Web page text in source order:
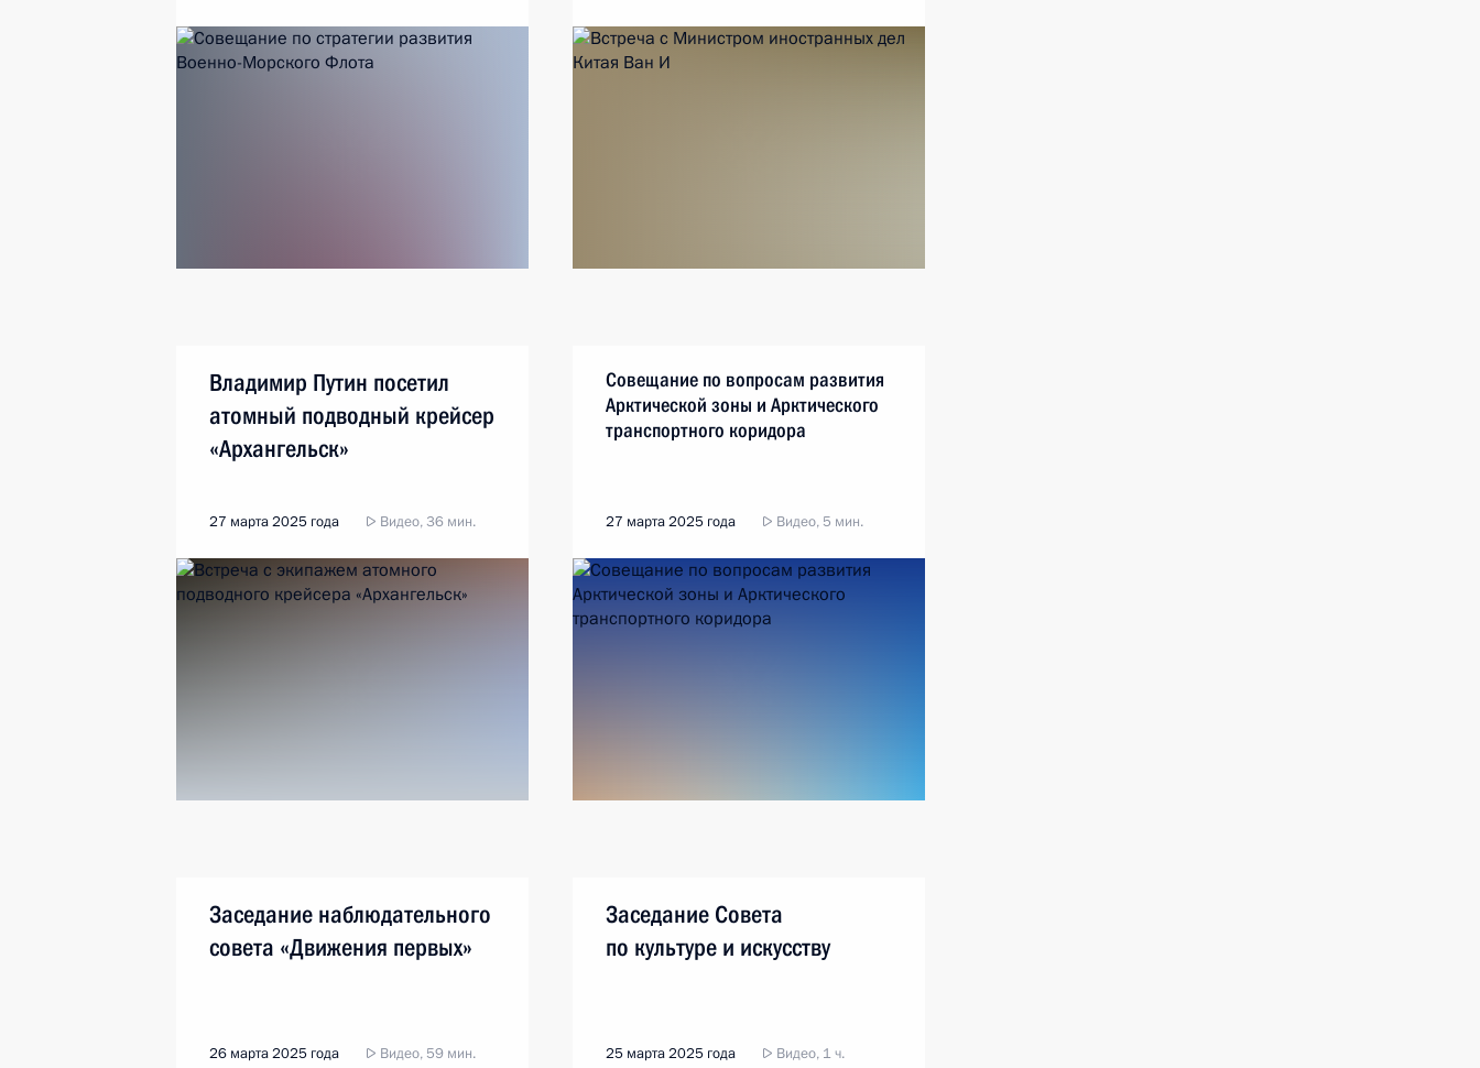
Владимир Путин посетил
атомный подводный крейсер
«Архангельск»
27 марта 2025 года Видео, 36 мин.
Совещание по вопросам развития
Арктической зоны и Арктического
транспортного коридора
27 марта 2025 года Видео, 5 мин.
Заседание наблюдательного
совета «Движения первых»
26 марта 2025 года Видео, 59 мин.
Заседание Совета
по культуре и искусству
25 марта 2025 года Видео, 1 ч.